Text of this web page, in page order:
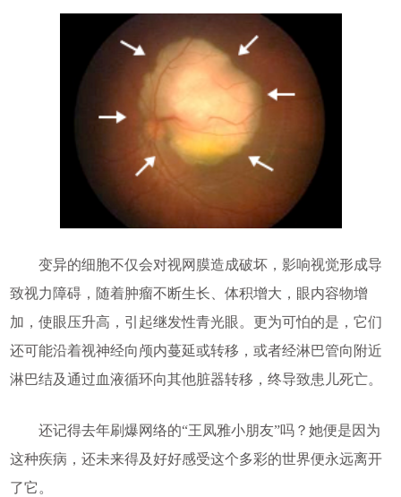
变异的细胞不仅会对视网膜造成破坏，影响视觉形成导
致视力障碍，随着肿瘤不断生长、体积增大，眼内容物增
加，使眼压升高，引起继发性青光眼。更为可怕的是，它们
还可能沿着视神经向颅内蔓延或转移，或者经淋巴管向附近
淋巴结及通过血液循环向其他脏器转移，终导致患儿死亡。
还记得去年刷爆网络的“王凤雅小朋友”吗？她便是因为
这种疾病，还未来得及好好感受这个多彩的世界便永远离开
了它。